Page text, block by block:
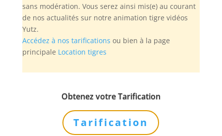
sans modération. Vous serez ainsi mis(e) au courant
de nos actualités sur notre animation tigre vidéos
Yutz.
Accédez à nos tarifications ou bien à la page
principale Location tigres
Obtenez votre Tarification
Tarification